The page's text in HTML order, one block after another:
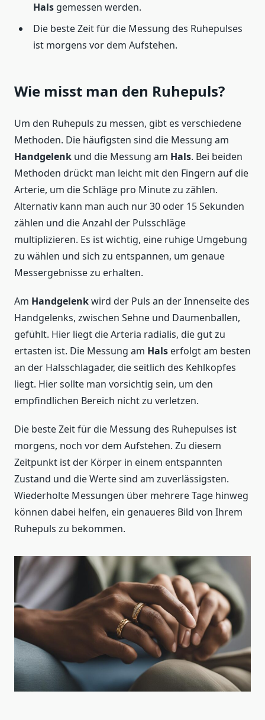
Hals gemessen werden.
Die beste Zeit für die Messung des Ruhepulses
ist morgens vor dem Aufstehen.
Wie misst man den Ruhepuls?
Um den Ruhepuls zu messen, gibt es verschiedene
Methoden. Die häufigsten sind die Messung am
Handgelenk und die Messung am Hals. Bei beiden
Methoden drückt man leicht mit den Fingern auf die
Arterie, um die Schläge pro Minute zu zählen.
Alternativ kann man auch nur 30 oder 15 Sekunden
zählen und die Anzahl der Pulsschläge
multiplizieren. Es ist wichtig, eine ruhige Umgebung
zu wählen und sich zu entspannen, um genaue
Messergebnisse zu erhalten.
Am Handgelenkwird der Puls an der Innenseite des
Handgelenks, zwischen Sehne und Daumenballen,
gefühlt. Hier liegt die Arteria radialis, die gut zu
ertasten ist. Die Messung am Hals erfolgt am besten
an der Halsschlagader, die seitlich des Kehlkopfes
liegt. Hier sollte man vorsichtig sein, um den
empfindlichen Bereich nicht zu verletzen.
Die beste Zeit für die Messung des Ruhepulses ist
morgens, noch vor dem Aufstehen. Zu diesem
Zeitpunkt ist der Körper in einem entspannten
Zustand und die Werte sind am zuverlässigsten.
Wiederholte Messungen über mehrere Tage hinweg
können dabei helfen, ein genaueres Bild von Ihrem
Ruhepuls zu bekommen.